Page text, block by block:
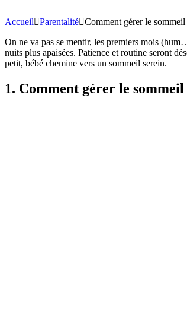
Accueil Parentalité Comment gérer le
On ne va pas se mentir, les premiers mois
nuits plus apaisées. Patience et routine seront
petit, bébé chemine vers un sommeil serein.
1. Comment gérer le